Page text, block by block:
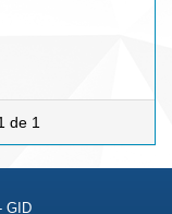
de 1
GID